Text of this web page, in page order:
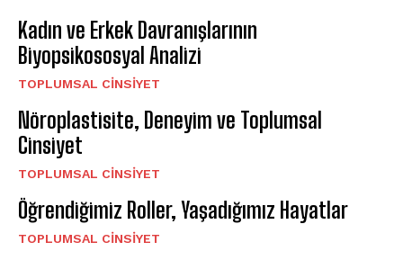
Kadın ve Erkek Davranışlarının
Biyopsikososyal Analizi
TOPLUMSAL CINSIYET
Nöroplastisite, Deneyim ve Toplumsal
Cinsiyet
TOPLUMSAL CINSIYET
Öğrendiğimiz Roller, Yaşadığımız Hayatlar
TOPLUMSAL CINSIYET